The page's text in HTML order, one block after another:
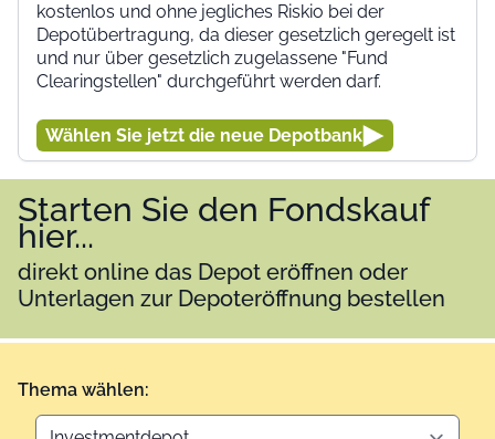
kostenlos und ohne jegliches Riskio bei der
Depotübertragung, da dieser gesetzlich geregelt ist
und nur über gesetzlich zugelassene "Fund
Clearingstellen" durchgeführt werden darf.
Wählen Sie jetzt die neue Depotbank
Starten Sie den Fondskauf
hier...
direkt online das Depot eröffnen oder
Unterlagen zur Depoteröffnung bestellen
Thema wählen: